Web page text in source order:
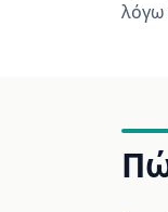
λόγω